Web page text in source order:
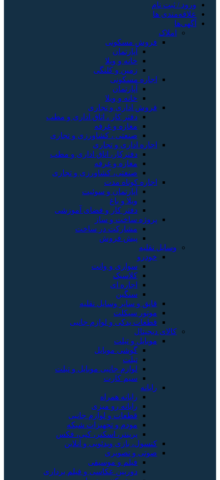
ورود / ثبت نام
علاقه‌مندی ها
آگهی‌ها
املاک
فروش مسکونی
آپارتمان
خانه و ویلا
زمین و کلنگی
اجاره مسکونی
آپارتمان
خانه و ویلا
فروش اداری و تجاری
دفتر کار ، اتاق اداری و مطب
مغازه و غرفه
صنعتی ، کشاورزی و تجاری
اجاره اداری و تجاری
دفترکار، اتاق اداری و مطب
مغازه و غرفه
صنعتی، کشاورزی و تجاری
اجاره کوتاه مدت
آپارتمان و سوئیت
ویلا و باغ
دفتر کار و فضای آموزشی
پروژه ساخت و ساز
مشارکت در ساخت
پیش فروش
وسایل نقلیه
خودرو
سواری و وانت
کلاسیک
اجاره ای
سنگین
قایق و سایر وسایل نقلیه
موتور سیکلت
قطعات یدکی و لوازم جانبی
کالای دیجیتال
موبایل و تبلت
گوشی موبایل
تبلت
لوازم جانبی موبایل و تبلت
سیم کارت
رایانه
رایانه همراه
رایانه رو میزی
قطعات و لوازم جانبی
مودم و تجهیزات شبکه
پرینتر، اسکنر، کپی، فکس
کنسول، بازی‌ ویدئویی و آنلاین
صوتی و تصویری
فیلم و موسیقی
دوربین عکاسی و فیلم برداری